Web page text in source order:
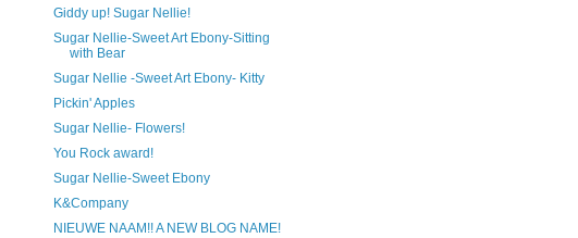
Giddy up! Sugar Nellie!
Sugar Nellie-Sweet Art Ebony-Sitting
with Bear
Sugar Nellie -Sweet Art Ebony- Kitty
Pickin' Apples
Sugar Nellie- Flowers!
You Rock award!
Sugar Nellie-Sweet Ebony
K&Company
NIEUWE NAAM!! A NEW BLOG NAME!